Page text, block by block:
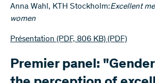
Anna Wahl, KTH Stockholm:Excellent
women
Présentation (PDF, 806 KB) (PDF)
Premier panel: